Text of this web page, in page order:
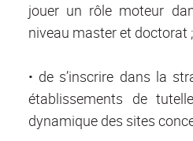
jouer un rôle moteur
niveau master et doctorat ;
• de s’inscrire dans la
établissements de
dynamique des sites